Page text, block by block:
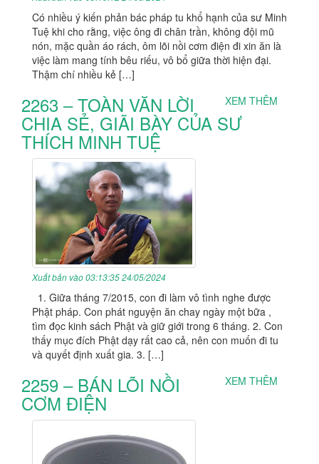
Có nhiều ý kiến phản bác pháp tu khổ hạnh của sư Minh
Tuệ khi cho rằng, việc ông đi chân trần, không đội mũ
nón, mặc quần áo rách, ôm lõi nồi cơm điện đi xin ăn là
việc làm mang tính bêu riếu, vô bổ giữa thời hiện đại.
Thậm chí nhiều kẻ […]
XEM THÊM
2263 – TOÀN VĂN LỜI
CHIA SẺ, GIÃI BÀY CỦA SƯ
THÍCH MINH TUỆ
Xuất bản vào 03:13:35 24/05/2024
1. Giữa tháng 7/2015, con đi làm vô tình nghe được
Phật pháp. Con phát nguyện ăn chay ngày một bữa ,
tìm đọc kinh sách Phật và giữ giới trong 6 tháng. 2. Con
thấy mục đích Phật dạy rất cao cả, nên con muốn đi tu
và quyết định xuất gia. 3. […]
XEM THÊM
2259 – BÁN LÕI NỒI
CƠM ĐIỆN